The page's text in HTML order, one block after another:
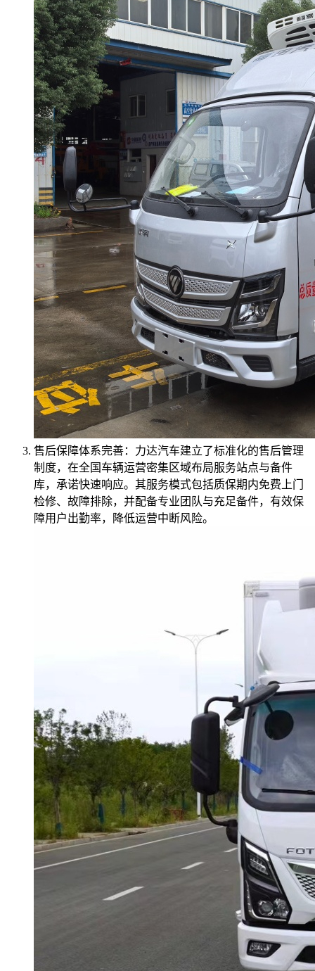
售后保障体系完善：力达汽车建立了标准化的售后管理
制度，在全国车辆运营密集区域布局服务站点与备件
库，承诺快速响应。其服务模式包括质保期内免费上门
检修、故障排除，并配备专业团队与充足备件，有效保
障用户出勤率，降低运营中断风险。